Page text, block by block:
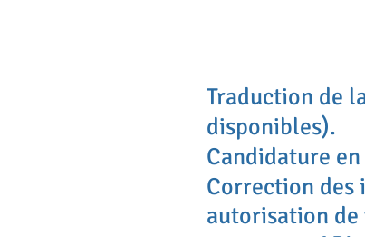
Traduction de
disponibles).
Candidature
Correction des
autorisation de